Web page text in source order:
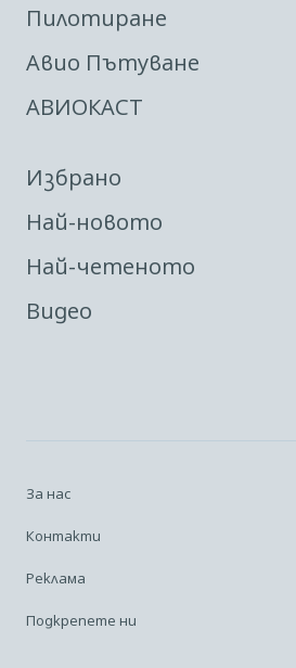
Пилотиране
Авио Пътуване
АВИОКАСТ
Избрано
Най-новото
Най-четеното
Видео
За нас
Контакти
Реклама
Подкрепете ни